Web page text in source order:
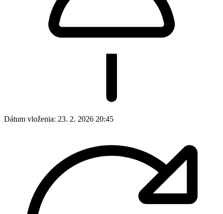
Dátum vloženia: 23. 2. 2026 20:45